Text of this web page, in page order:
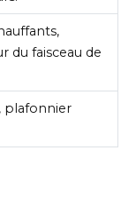
du faisceau de
plafonnier